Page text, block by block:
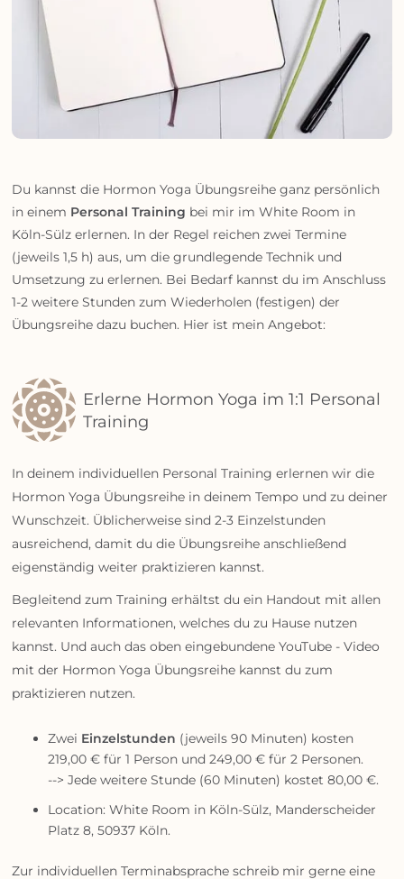
Du kannst die Hormon Yoga Übungsreihe ganz persönlich
in einem Personal Training bei mir im White Room in
Köln-Sülz erlernen. In der Regel reichen zwei Termine
(jeweils 1,5 h) aus, um die grundlegende Technik und
Umsetzung zu erlernen. Bei Bedarf kannst du im Anschluss
1-2 weitere Stunden zum Wiederholen (festigen) der
Übungsreihe dazu buchen. Hier ist mein Angebot:
Erlerne Hormon Yoga im 1:1 Personal
Training
In deinem individuellen Personal Training erlernen wir die
Hormon Yoga Übungsreihe in deinem Tempo und zu deiner
Wunschzeit. Üblicherweise sind 2-3 Einzelstunden
ausreichend, damit du die Übungsreihe anschließend
eigenständig weiter praktizieren kannst.
Begleitend zum Training erhältst du ein Handout mit allen
relevanten Informationen, welches du zu Hause nutzen
kannst. Und auch das oben eingebundene YouTube - Video
mit der Hormon Yoga Übungsreihe kannst du zum
praktizieren nutzen.
Zwei Einzelstunden (jeweils 90 Minuten) kosten
219,00 € für 1 Person und 249,00 € für 2 Personen.
--> Jede weitere Stunde (60 Minuten) kostet 80,00 €.
Location: White Room in Köln-Sülz, Manderscheider
Platz 8, 50937 Köln.
Zur individuellen Terminabsprache schreib mir gerne eine